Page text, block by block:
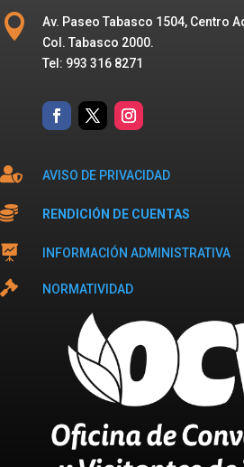

Av. Paseo Tabasco 1504, Centro
Col. Tabasco 2000.
Tel: 993 316 8271
 AVISO DE PRIVACIDAD
 RENDICIÓN DE CUENTAS
 INFORMACIÓN ADMINISTRATIVA
 NORMATIVIDAD